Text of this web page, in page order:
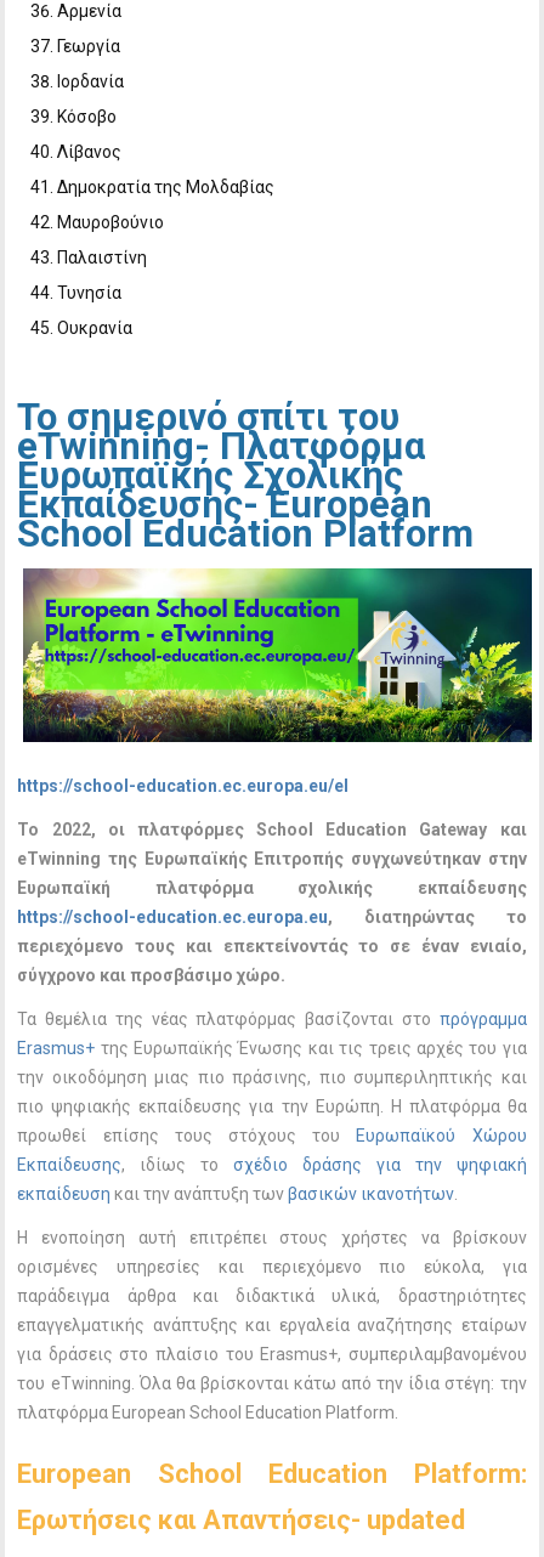
Αρμενία
Γεωργία
Ιορδανία
Κόσοβο
Λίβανος
Δημοκρατία της Μολδαβίας
Μαυροβούνιο
Παλαιστίνη
Τυνησία
Ουκρανία
To σημερινό σπίτι του
eTwinning- Πλατφόρμα
Ευρωπαϊκής Σχολικής
Εκπαίδευσης- European
School Education Platform
https://school-education.ec.europa.eu/el
Το 2022, οι πλατφόρμες School Education Gateway και
eTwinning της Ευρωπαϊκής Επιτροπής συγχωνεύτηκαν στην
Ευρωπαϊκή πλατφόρμα σχολικής εκπαίδευσης
https://school-education.ec.europa.eu, διατηρώντας το
περιεχόμενο τους και επεκτείνοντάς το σε έναν ενιαίο,
σύγχρονο και προσβάσιμο χώρο.
Τα θεμέλια της νέας πλατφόρμας βασίζονται στο πρόγραμμα
Erasmus+ της Ευρωπαϊκής Ένωσης και τις τρεις αρχές του για
την οικοδόμηση μιας πιο πράσινης, πιο συμπεριληπτικής και
πιο ψηφιακής εκπαίδευσης για την Ευρώπη. Η πλατφόρμα θα
προωθεί επίσης τους στόχους του
Ευρωπαϊκού Χώρου
Εκπαίδευσης, ιδίως τοσχέδιο δράσης για την ψηφιακή
εκπαίδευση και την ανάπτυξη τωνβασικών ικανοτήτων
Η ενοποίηση αυτή επιτρέπει στους χρήστες να βρίσκουν
ορισμένες υπηρεσίες και περιεχόμενο πιο εύκολα, για
παράδειγμα άρθρα και διδακτικά υλικά, δραστηριότητες
επαγγελματικής ανάπτυξης και εργαλεία αναζήτησης εταίρων
για δράσεις στο πλαίσιο του Erasmus+, συμπεριλαμβανομένου
του eTwinning. Όλα θα βρίσκονται κάτω από την ίδια στέγη: την
πλατφόρμα European School Education Platform.
European School Education Platform:
Ερωτήσεις και Απαντήσεις- updated